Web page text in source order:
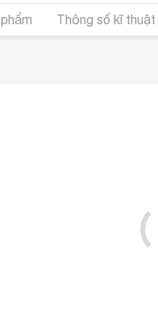
Thông số kĩ thuật